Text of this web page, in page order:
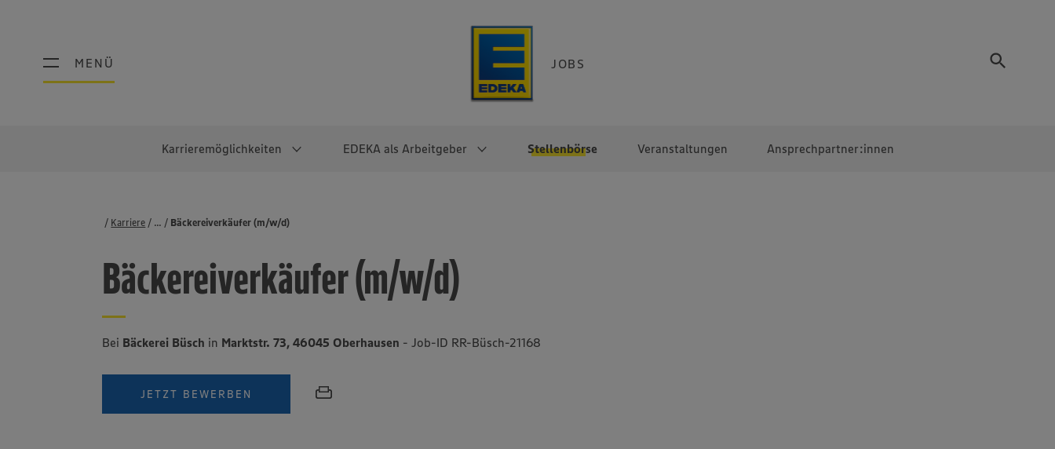
MENÜ JOBS
MENÜ
Karrieremöglichkeiten EDEKA als Arbeitgeber Stellenbörse Veranstaltungen Ansprechpartner:innen
Schülerpraktikum Abschlussarbeiten
Werkstudierendentätigkeit
Direkteinstieg
Noch Fragen?
Faires Gehalt
Diversität
Lebensmittelproduktion
Lager & Logistik
EDEKA-Zentrale
EDEKA Fruchtkontor
EDEKA-
Regionalgesellschaften
Karriere Stellenbörse
Bäckereiverkäufer (m/w/d)
...
Bäckereiverkäufer (m/w/d)
Bei Bäckerei Büsch in Marktstr. 73, 46045 Oberhausen - Job-ID RR-Büsch-21168
JETZT BEWERBEN